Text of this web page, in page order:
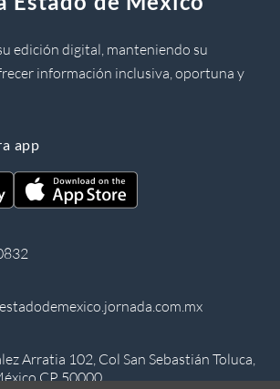
edición digital, manteniendo su
información inclusiva, oportuna y
app
Arratia 102, Col San Sebastián Toluca,
CP 50000